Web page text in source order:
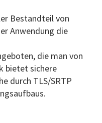
Bestandteil von
Anwendung die
die man von
bietet sichere
durch TLS/SRTP